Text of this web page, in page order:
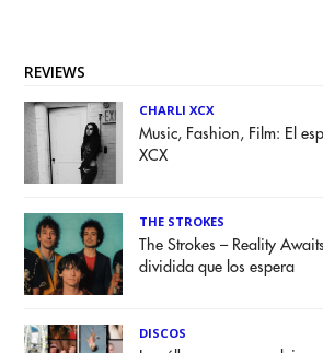
REVIEWS
CHARLI XCX
Music, Fashion, Film: El
XCX
THE STROKES
The Strokes – Reality
dividida que los espera
DISCOS